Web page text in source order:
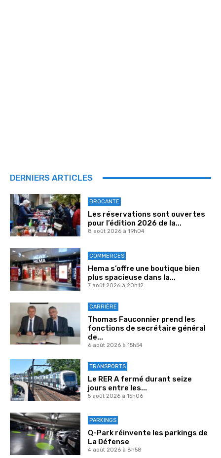
DERNIERS ARTICLES
BROCANTE
Les réservations sont ouvertes
pour l’édition 2026 de la...
8 août 2026 à 19h04
COMMERCES
Hema s’offre une boutique bien
plus spacieuse dans la...
7 août 2026 à 20h12
CARRIÈRE
Thomas Fauconnier prend les
fonctions de secrétaire général
de...
6 août 2026 à 15h54
TRANSPORTS
Le RER A fermé durant seize
jours entre les...
5 août 2026 à 15h06
PARKINGS
Q-Park réinvente les parkings de
La Défense
4 août 2026 à 8h58